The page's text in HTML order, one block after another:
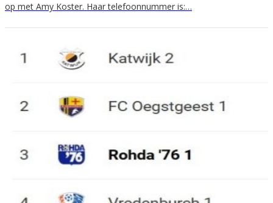
op met Amy Koster. Haar telefoonnummer is:…